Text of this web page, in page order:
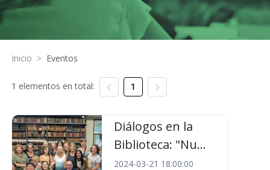
Inicio > Eventos
1 elementos en total: 1
Diálogos en la
Biblioteca: "Nu...
2024-03-21 18:00:00